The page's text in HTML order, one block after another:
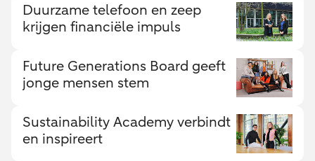
Duurzame telefoon en zeep
krijgen financiële impuls
Future Generations Board geeft
jonge mensen stem
Sustainability Academy verbindt
en inspireert